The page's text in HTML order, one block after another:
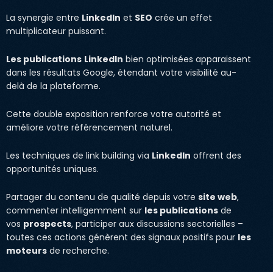
La synergie entre LinkedIn et SEO crée un effet
multiplicateur puissant.
Les publications LinkedIn bien optimisées apparaissent
dans les résultats Google, étendant votre visibilité au-
delà de la plateforme.
Cette double exposition renforce votre autorité et
améliore votre référencement naturel.
Les techniques de link building via LinkedIn offrent des
opportunités uniques.
Partager du contenu de qualité depuis votre site web,
commenter intelligemment sur les publications de
vos prospects, participer aux discussions sectorielles –
toutes ces actions génèrent des signaux positifs pour les
moteurs de recherche.